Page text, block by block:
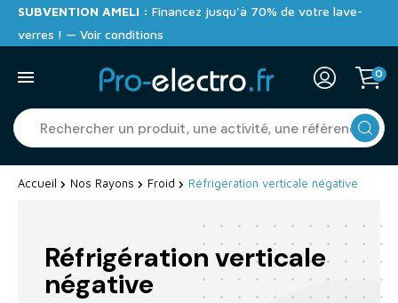
SUBVENTION AMELI : Financez jusqu'à 70% de votre lave-
verres ! — Voir conditions
0
Accueil Nos Rayons Froid Réfrigération verticale négative
Réfrigération verticale
négative